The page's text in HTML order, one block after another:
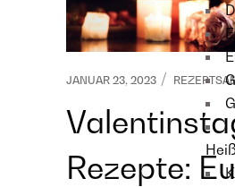
JANUAR 23, 2023
Rezepte: